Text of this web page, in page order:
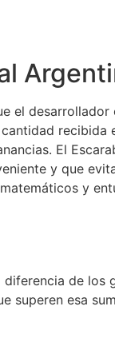
el
El
y que
y
de los
superen esa